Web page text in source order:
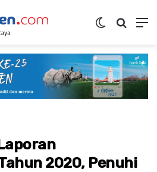
Switch skin
2020, Penuhi